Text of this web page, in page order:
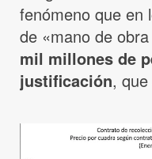
fenómeno que en
de «mano de
mil millones de
justificación,